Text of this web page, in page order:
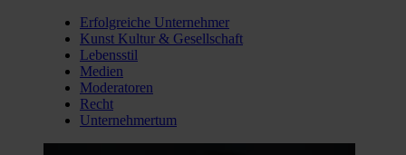
Erfolgreiche Unternehmer
Kunst Kultur & Gesellschaft
Lebensstil
Medien
Moderatoren
Recht
Unternehmertum